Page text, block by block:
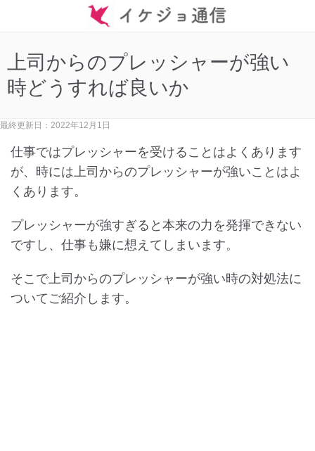
上司からのプレッシャーが強い
時どうすれば良いか
最終更新日：2022年12月1日
仕事ではプレッシャーを受けることはよくあります
が、時には上司からのプレッシャーが強いことはよ
くあります。
プレッシャーが強すぎると本来の力を発揮できない
ですし、仕事も嫌に想えてしまいます。
そこで上司からのプレッシャーが強い時の対処法に
ついてご紹介します。